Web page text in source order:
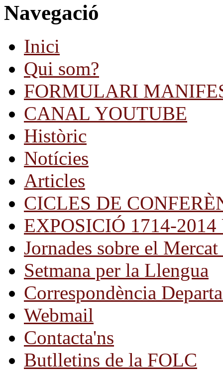
Navegació
Inici
Qui som?
FORMULARI
CANAL YOUTUBE
Històric
Notícies
Articles
CICLES DE
EXPOSICIÓ 1714-
Jornades sobre el
Setmana per la Llengua
Correspondència
Webmail
Contacta'ns
Butlletins de la FOLC